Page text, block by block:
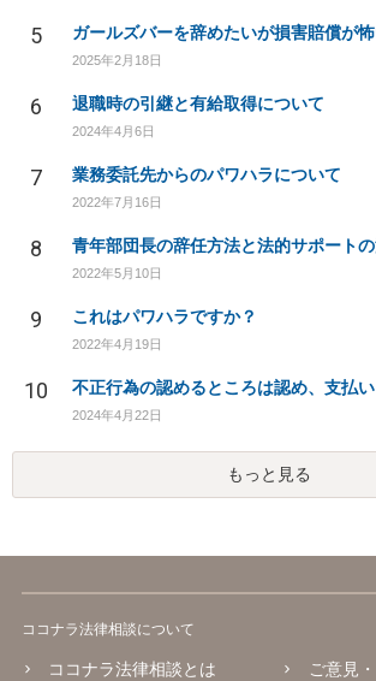
5 ガールズバーを辞めたいが損害賠償が
2025年2月18日
6 退職時の引継と有給取得について
2024年4月6日
7 業務委託先からのパワハラについて
2022年7月16日
8 青年部団長の辞任方法と法的サポート
2022年5月10日
9 これはパワハラですか？
2022年4月19日
10
2024年4月22日
もっと見る
ココナラ法律相談について
ココナラ法律相談とは
ご意見